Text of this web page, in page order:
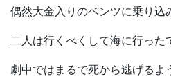
偶然大金入りのベンツに乗り込
二人は行くべくして海に行った
劇中ではまるで死から逃げる